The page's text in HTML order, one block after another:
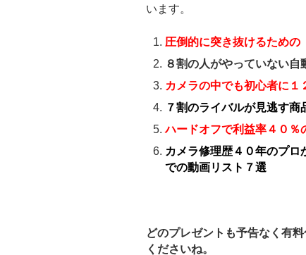
います。
圧倒的に突き抜けるための
８割の人がやっていない
カメラの中でも初心者に
７割のライバルが見逃す
ハードオフで利益率４０％
カメラ修理歴４０年のプロ
での動画リスト７選
どのプレゼントも予告なく有
くださいね。